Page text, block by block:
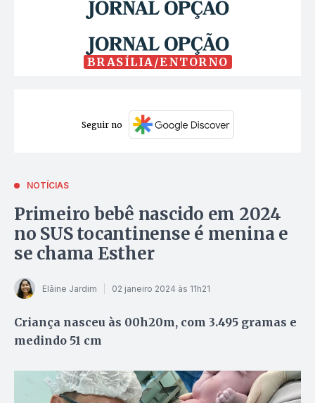
BRASÍLIA/ENTORNO
Seguir no
NOTÍCIAS
Primeiro bebê nascido em 2024
no SUS tocantinense é menina e
se chama Esther
Elâine Jardim 02 janeiro 2024 às 11h21
Criança nasceu às 00h20m, com 3.495 gramas e
medindo 51 cm